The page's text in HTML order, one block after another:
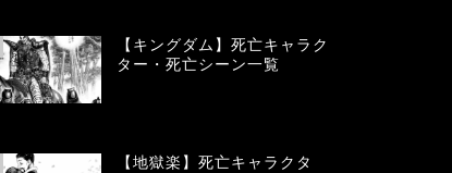
【キングダム】死亡キャラク
ター・死亡シーン一覧
【地獄楽】死亡キャラクタ